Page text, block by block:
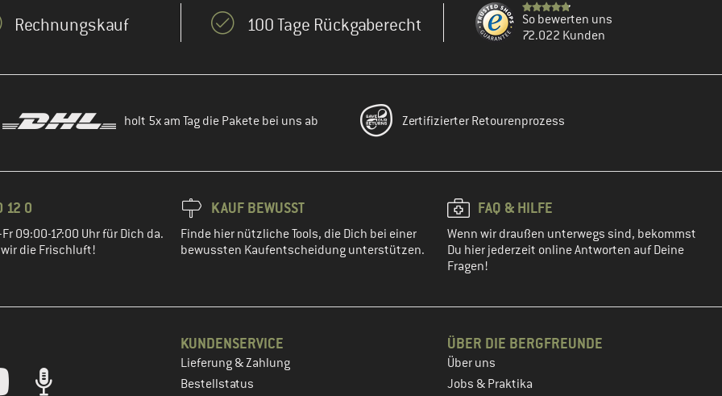
Rechnungskauf 100 Tage Rückgaberecht
So bewerten uns
72.022 Kunden
holt 5x am Tag die Pakete bei uns ab Zertifizierter Retourenprozess
12 0
09:00-17:00 Uhr für Dich da.
die Frischluft!
KAUF BEWUSST
Finde hier nützliche Tools, die Dich bei einer
bewussten Kaufentscheidung unterstützen.
FAQ & HILFE
Wenn wir draußen unterwegs sind, bekommst
Du hier jederzeit online Antworten auf Deine
Fragen!
Kundenkonto
KUNDENSERVICE
Lieferung & Zahlung
Bestellstatus
ÜBER DIE BERGFREUNDE
Über uns
Jobs & Praktika